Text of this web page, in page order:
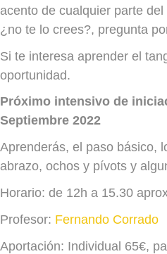
acento de cualquier parte
¿no te lo crees?, pregunta
Si te interesa aprender el
oportunidad.
Próximo intensivo de
Septiembre 2022
Aprenderás, el paso básico,
abrazo, ochos y pívots y
Horario: de 12h a 15.30
Profesor: Fernando Corrado
Aportación: Individual 65€,